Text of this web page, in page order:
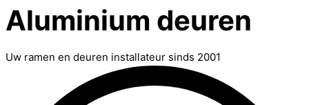
Aluminium deuren
Uw ramen en deuren installateur sinds 2001